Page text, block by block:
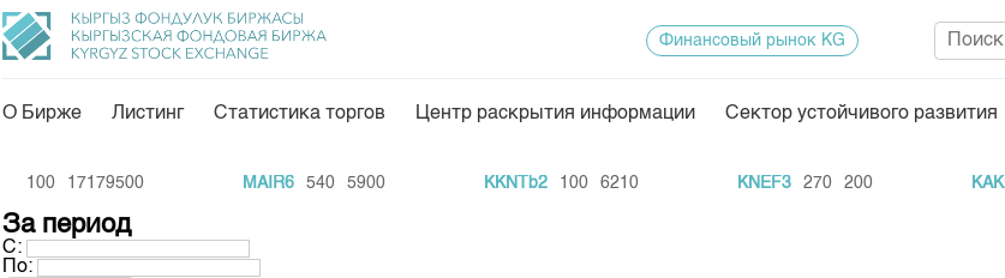
Общая информация
Акционеры
Финансовый рынок KG
О Бирже Листинг Статистика торгов Центр раскрытия информации Сектор устойчивого развития
17179500 MAIR6 540 5900 KKNTb2 100 6210 KNEF3 270 200 KAKB26
За период
С:
По: